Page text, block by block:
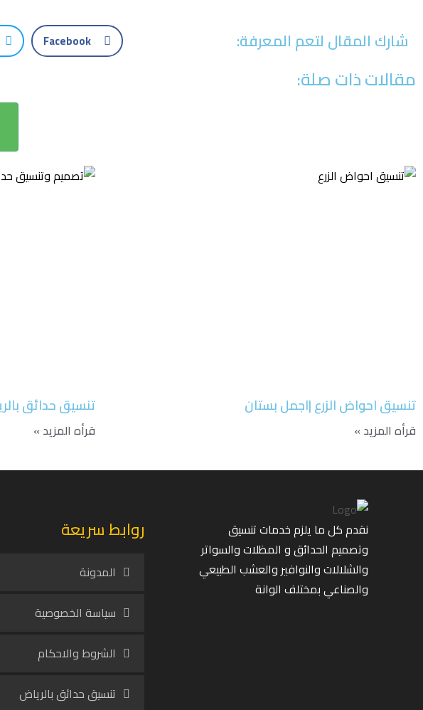
شارك المقال لتعم المعرفة: Facebook
مقالات ذات صلة:
تنسيق احواض الزرع |اجمل بستان
قرأه المزيد »
تنسيق حدائق
قرأه المزيد »
نقدم كل ما يلزم خدمات تنسيق
وتصميم الحدائق و المظلات والسواتر
والشلالات والنوافير والعشب الطبيعي
والصناعي بمختلف الوانة
روابط سريعة
المدونة
سياسة الخصوصية
الشروط والاحكام
تنسيق حدائق بالرياض